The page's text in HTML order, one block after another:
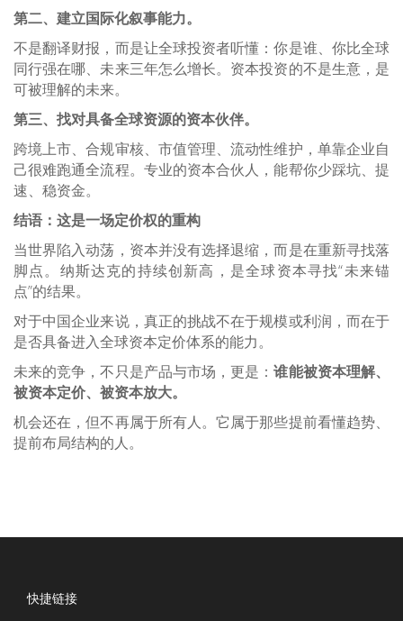
第二、建立国际化叙事能力。
不是翻译财报，而是让全球投资者听懂：你是谁、你比全球
同行强在哪、未来三年怎么增长。 资本投资的不是生意，是
可被理解的未来。
第三、找对具备全球资源的资本伙伴。
跨境上市、合规审核、市值管理、流动性维护， 单靠企业自
己很难跑通全流程。 专业的资本合伙人，能帮你少踩坑、提
速、稳资金。
结语：这是一场定价权的重构
当世界陷入动荡，资本并没有选择退缩，而是在重新寻找落
脚点。纳斯达克的持续创新高，是全球资本寻找“未来锚
点”的结果。
对于中国企业来说，真正的挑战不在于规模或利润，而在于
是否具备进入全球资本定价体系的能力。
未来的竞争，不只是产品与市场，更是：谁能被资本理解、
被资本定价、被资本放大。
机会还在，但不再属于所有人。它属于那些提前看懂趋势、
提前布局结构的人。
快捷链接